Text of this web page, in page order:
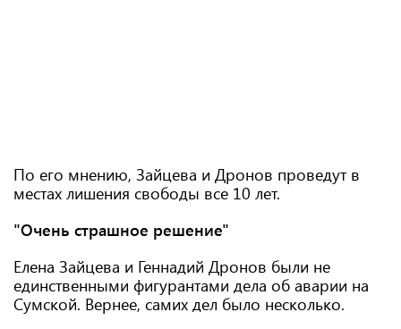
По его мнению, Зайцева и Дронов проведут в
местах лишения свободы все 10 лет.
"Очень страшное решение"
Елена Зайцева и Геннадий Дронов были не
единственными фигурантами дела об аварии на
Сумской. Вернее, самих дел было несколько.